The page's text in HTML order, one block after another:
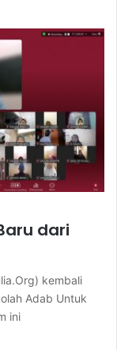
dari
kembali
Adab Untuk
ini